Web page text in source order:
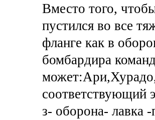
Вместо того,
пустился во все
фланге как в
бомбардира
соответствующий
з- оборона- лавка